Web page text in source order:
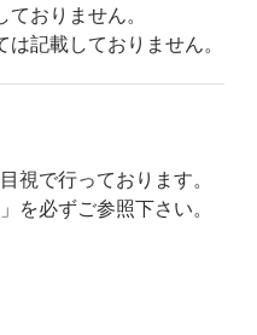
おりません。
記載しておりません。
視で行っております。
」を必ずご参照下さい。